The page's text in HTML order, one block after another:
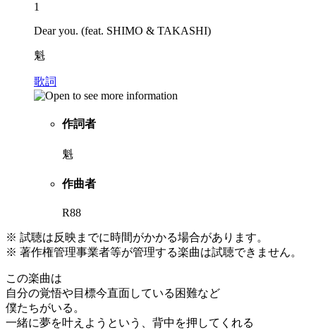
1
Dear you. (feat. SHIMO & TAKASHI)
魁
歌詞
作詞者
魁
作曲者
R88
※ 試聴は反映までに時間がかかる場合があります。
※ 著作権管理事業者等が管理する楽曲は試聴できません。
この楽曲は
自分の覚悟や目標今直面している困難など
僕たちがいる。
一緒に夢を叶えようという、背中を押してくれる